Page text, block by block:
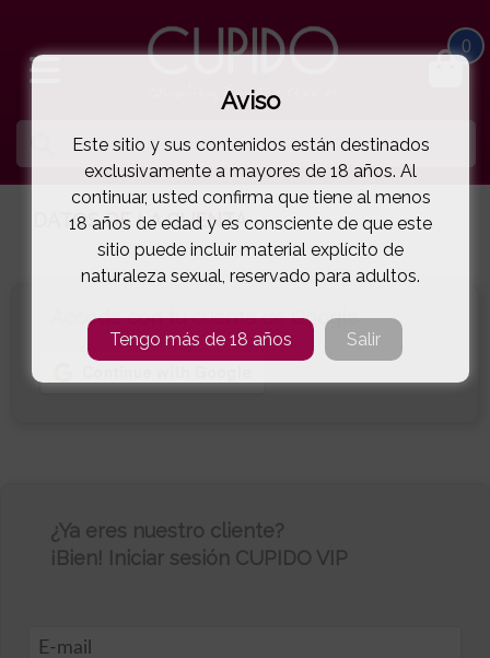
0
DATOS DE LA CUENTA
Accede con tu cuenta de Google
¿Ya eres nuestro cliente?
¡Bien! Iniciar sesión CUPIDO VIP
Aviso
Este sitio y sus contenidos están destinados
exclusivamente a mayores de 18 años. Al
continuar, usted confirma que tiene al menos
18 años de edad y es consciente de que este
sitio puede incluir material explícito de
naturaleza sexual, reservado para adultos.
Tengo más de 18 años Salir